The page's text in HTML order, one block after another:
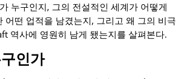
누구인지, 그의 전설적인 세계가 어떻게
어떤 업적을 남겼는지, 그리고 왜 그의 비극
역사에 영원히 남게 됐는지를 살펴본다.
인가